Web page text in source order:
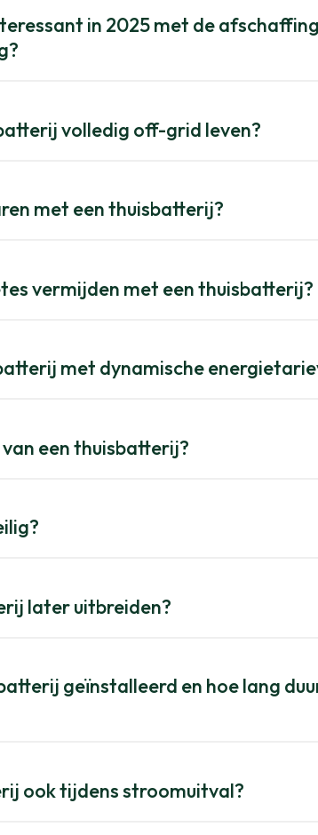
in 2025 met de
volledig off-grid leven?
met een thuisbatterij?
vermijden met een thuisbatterij?
met dynamische
een thuisbatterij?
later uitbreiden?
geïnstalleerd en hoe lang
ook tijdens stroomuitval?